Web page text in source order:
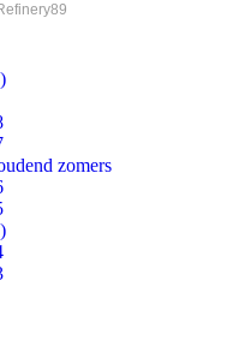
zomers